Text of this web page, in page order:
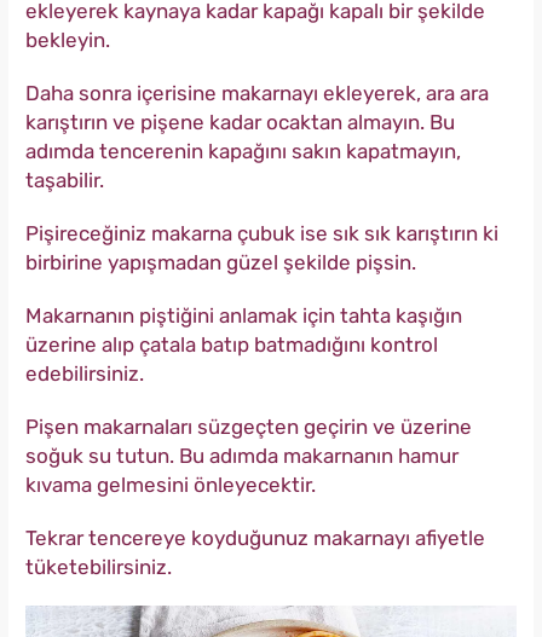
ekleyerek kaynaya kadar kapağı kapalı bir şekilde
bekleyin.
Daha sonra içerisine makarnayı ekleyerek, ara ara
karıştırın ve pişene kadar ocaktan almayın. Bu
adımda tencerenin kapağını sakın kapatmayın,
taşabilir.
Pişireceğiniz makarna çubuk ise sık sık karıştırın ki
birbirine yapışmadan güzel şekilde pişsin.
Makarnanın piştiğini anlamak için tahta kaşığın
üzerine alıp çatala batıp batmadığını kontrol
edebilirsiniz.
Pişen makarnaları süzgeçten geçirin ve üzerine
soğuk su tutun. Bu adımda makarnanın hamur
kıvama gelmesini önleyecektir.
Tekrar tencereye koyduğunuz makarnayı afiyetle
tüketebilirsiniz.